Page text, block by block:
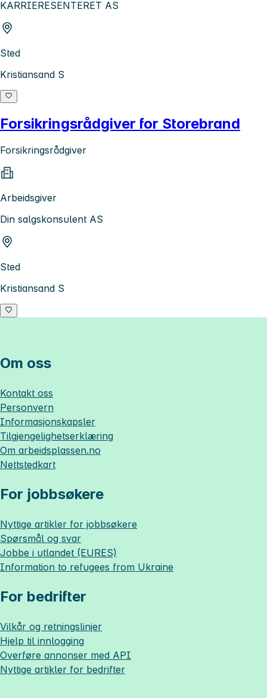
KARRIERESENTERET AS
Sted
Kristiansand S
Forsikringsrådgiver for Storebrand
Forsikringsrådgiver
Arbeidsgiver
Din salgskonsulent AS
Sted
Kristiansand S
Om oss
Kontakt oss
Personvern
Informasjonskapsler
Tilgjengelighetserklæring
Om arbeidsplassen.no
Nettstedkart
For jobbsøkere
Nyttige artikler for jobbsøkere
Spørsmål og svar
Jobbe i utlandet (EURES)
Information to refugees from Ukraine
For bedrifter
Vilkår og retningslinjer
Hjelp til innlogging
Overføre annonser med API
Nyttige artikler for bedrifter